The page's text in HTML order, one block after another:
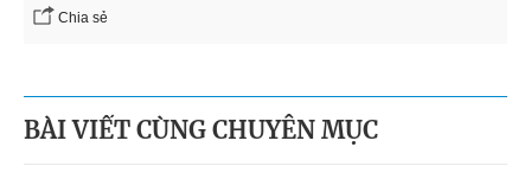
Chia sẻ
BÀI VIẾT CÙNG CHUYÊN MỤC